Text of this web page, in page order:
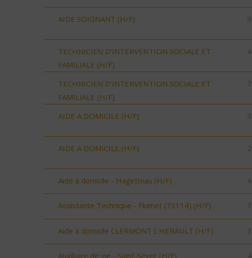
AIDE SOIGNANT (H/F)
TECHNICIEN D’INTERVENTION SOCIALE ET
FAMILIALE (H/F)
TECHNICIEN D’INTERVENTION SOCIALE ET
FAMILIALE (H/F)
AIDE A DOMICILE (H/F)
AIDE A DOMICILE (H/F)
Aide à domicile - Hagetmau (H/F)
Assistante Technique - Flumet (73114) (H/F)
Aide à domicile CLERMONT L'HERAULT (H/F)
Auxiliaire de vie - Saint-Sever (H/F)